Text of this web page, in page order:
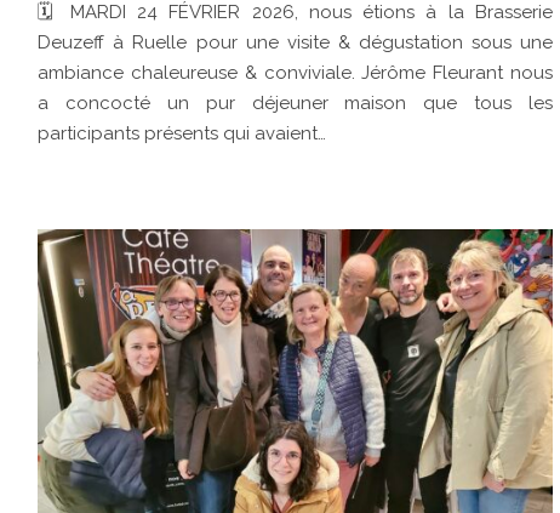
🗓 MARDI 24 FÉVRIER 2026, nous étions à la Brasserie
Deuzeff à Ruelle pour une visite & dégustation sous une
ambiance chaleureuse & conviviale. Jérôme Fleurant nous
a concocté un pur déjeuner maison que tous les
participants présents qui avaient…